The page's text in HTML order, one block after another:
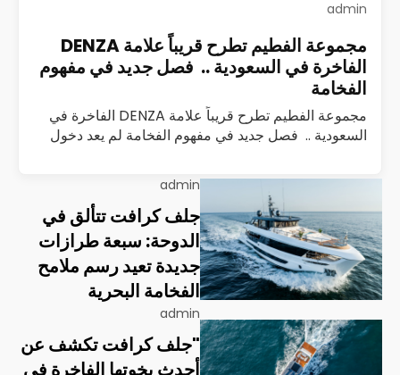
admin
مجموعة الفطيم تطرح قريباً علامة DENZA
الفاخرة في السعودية .. فصل جديد في مفهوم
الفخامة
مجموعة الفطيم تطرح قريباً علامة DENZA الفاخرة في
السعودية .. فصل جديد في مفهوم الفخامة لم يعد دخول
يُقاس بعدد الطرازات أو…اقرأ المزيد
admin
جلف كرافت تتألق في
الدوحة: سبعة طرازات
جديدة تعيد رسم ملامح
الفخامة البحرية
admin
"جلف كرافت تكشف عن